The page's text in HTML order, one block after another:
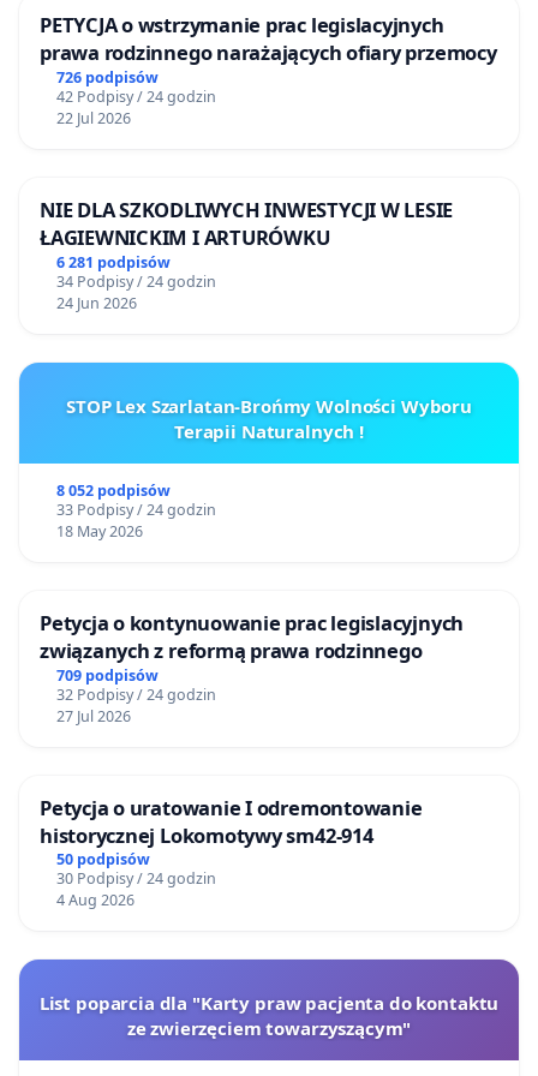
ponadpodstawowa, powinien od początku tego
etapu wiedzieć, jakie wymagania będą na końcu,
czyli na maturze. Tego wymaga uczciwość wobec
uczniów.
PETYCJA o wstrzymanie prac legislacyjnych
prawa rodzinnego narażających ofiary przemocy
726 podpisów
42 Podpisy / 24 godzin
22 Jul 2026
NIE DLA SZKODLIWYCH INWESTYCJI W LESIE
ŁAGIEWNICKIM I ARTURÓWKU
6 281 podpisów
34 Podpisy / 24 godzin
24 Jun 2026
STOP Lex Szarlatan-Brońmy Wolności Wyboru
Terapii Naturalnych !
8 052 podpisów
33 Podpisy / 24 godzin
18 May 2026
Petycja o kontynuowanie prac legislacyjnych
związanych z reformą prawa rodzinnego
709 podpisów
32 Podpisy / 24 godzin
27 Jul 2026
Petycja o uratowanie I odremontowanie
historycznej Lokomotywy sm42-914
50 podpisów
30 Podpisy / 24 godzin
4 Aug 2026
List poparcia dla "Karty praw pacjenta do kontaktu
ze zwierzęciem towarzyszącym"